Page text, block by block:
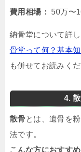
費用相場： 50万〜
納骨堂について詳
骨堂って何？基本
も併せてお読みくだ
4.
散骨とは、遺骨を
法です。
こんな方におすすめ